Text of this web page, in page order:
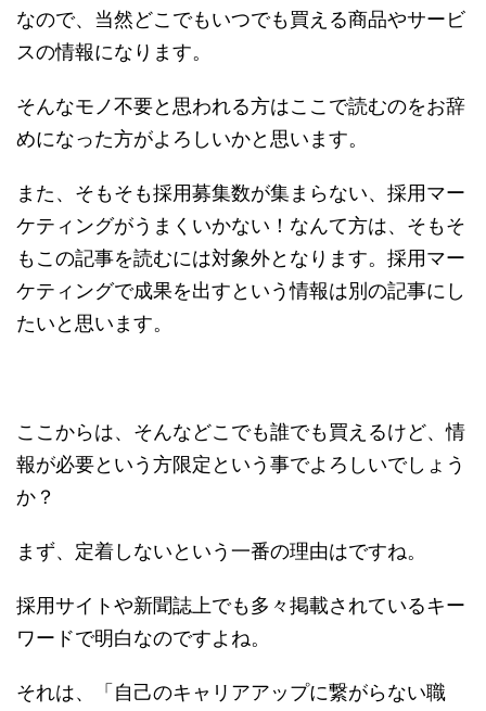
なので、当然どこでもいつでも買える商品やサービ
スの情報になります。
そんなモノ不要と思われる方はここで読むのをお辞
めになった方がよろしいかと思います。
また、そもそも採用募集数が集まらない、採用マー
ケティングがうまくいかない！なんて方は、そもそ
もこの記事を読むには対象外となります。採用マー
ケティングで成果を出すという情報は別の記事にし
たいと思います。
ここからは、そんなどこでも誰でも買えるけど、情
報が必要という方限定という事でよろしいでしょう
か？
まず、定着しないという一番の理由はですね。
採用サイトや新聞誌上でも多々掲載されているキー
ワードで明白なのですよね。
それは、「自己のキャリアアップに繋がらない職